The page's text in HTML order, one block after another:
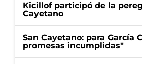
Kicillof participó de la
Cayetano
San Cayetano: para García
promesas incumplidas"